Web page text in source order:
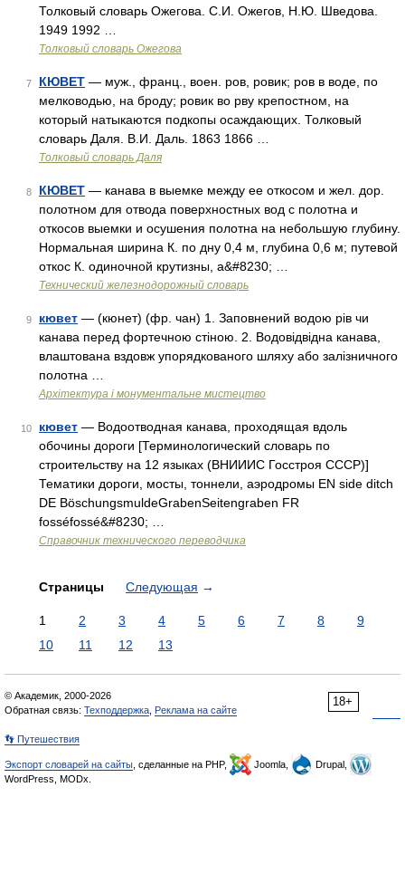
Толковый словарь Ожегова. С.И. Ожегов, Н.Ю. Шведова.
1949 1992 …
Толковый словарь Ожегова
7 КЮВЕТ — муж., франц., воен. ров, ровик; ров в воде, по
мелководью, на броду; ровик во рву крепостном, на
который натыкаются подкопы осаждающих. Толковый
словарь Даля. В.И. Даль. 1863 1866 …
Толковый словарь Даля
8 КЮВЕТ — канава в выемке между ее откосом и жел. дор.
полотном для отвода поверхностных вод с полотна и
откосов выемки и осушения полотна на небольшую глубину.
Нормальная ширина К. по дну 0,4 м, глубина 0,6 м; путевой
откос К. одиночной крутизны, а&#8230; …
Технический железнодорожный словарь
9 кювет — (кюнет) (фр. чан) 1. Заповнений водою рів чи
канава перед фортечною стіною. 2. Водовідвідна канава,
влаштована вздовж упорядкованого шляху або залізничного
полотна …
Архітектура і монументальне мистецтво
10 кювет — Водоотводная канава, проходящая вдоль
обочины дороги [Терминологический словарь по
строительству на 12 языках (ВНИИИС Госстроя СССР)]
Тематики дороги, мосты, тоннели, аэродромы EN side ditch
DE BöschungsmuldeGrabenSeitengraben FR
fosséfossé&#8230; …
Справочник технического переводчика
Страницы Следующая →
1 2 3 4 5 6 7 8
9
10
11 12 13
18+
© Академик, 2000-2026
Обратная связь: Техподдержка Реклама на сайте
👣 Путешествия
Экспорт словарей на сайты , сделанные на PHP, Joomla,
Drupal,
WordPress, MODx.